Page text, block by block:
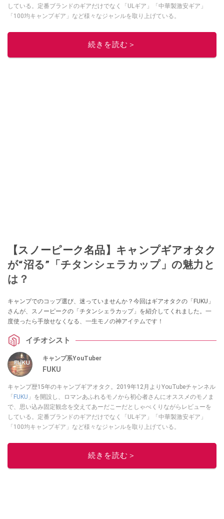
している。定番ブランドのギアだけでなく「ULギア」「中華製激安ギア」
「100均キャンプギア」など様々なジャンルを取り上げている。
このイチオシストの他の記事を読む
続きを読む＞
【スノーピーク名品】キャンプギアオタク
が“沼る”「チタンシェラカップ」の魅力と
は？
キャンプでのコップ選び、迷っていませんか？今回はギアオタクの「FUKU」
さんが、スノーピークの「チタンシェラカップ」を紹介してくれました。一
度使ったら手放せなくなる、一生モノの神アイテムです！
イチオシスト
キャンプ系YouTuber
FUKU
キャンプ歴15年のキャンプギアオタク。2019年12月よりYouTubeチャンネル
「 FUKU 」を開設し、ロマンあふれるモノから初心者さんにオススメのモノま
で、思い込み固定観念を交えてあーだこーだとしゃべくりながらレビューを
している。定番ブランドのギアだけでなく「ULギア」「中華製激安ギア」
「100均キャンプギア」など様々なジャンルを取り上げている。
このイチオシストの他の記事を読む
続きを読む＞